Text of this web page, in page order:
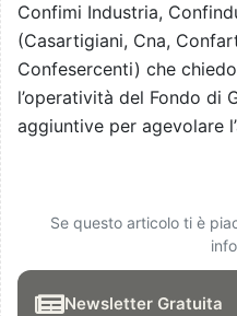
Confimi Industria,
(Casartigiani, Cna,
Confesercenti) che
l’operatività del Fondo di
aggiuntive per agevolare
Se questo articolo ti è
Newsletter Gratuita